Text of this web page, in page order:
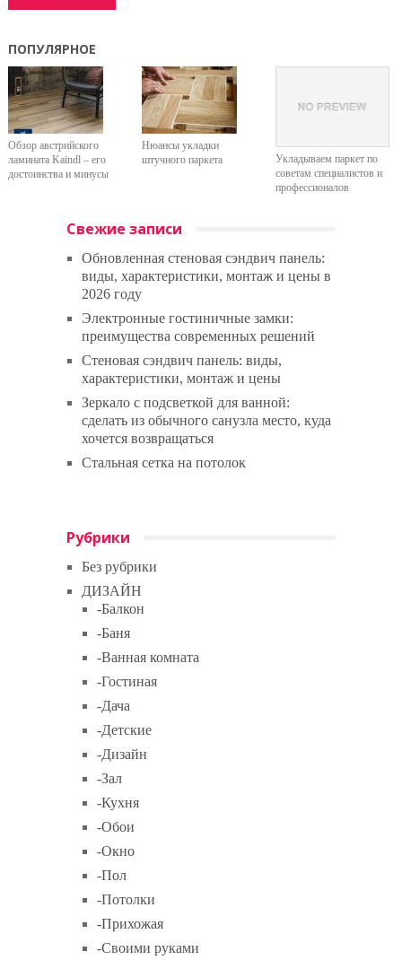
ПОПУЛЯРНОЕ
Обзор австрийского
ламината Kaindl – его
достоинства и минусы
Нюансы укладки
штучного паркета
Укладываем паркет по
советам специалистов и
профессионалов
Свежие записи
Обновленная стеновая сэндвич панель:
виды, характеристики, монтаж и цены в
2026 году
Электронные гостиничные замки:
преимущества современных решений
Стеновая сэндвич панель: виды,
характеристики, монтаж и цены
Зеркало с подсветкой для ванной:
сделать из обычного санузла место, куда
хочется возвращаться
Стальная сетка на потолок
Рубрики
Без рубрики
ДИЗАЙН
-Балкон
-Баня
-Ванная комната
-Гостиная
-Дача
-Детские
-Дизайн
-Зал
-Кухня
-Обои
-Окно
-Пол
-Потолки
-Прихожая
-Своими руками